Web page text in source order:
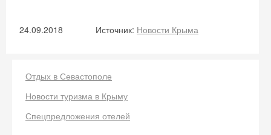
24.09.2018 Источник: Новости Крыма
Отдых в Севастополе
Новости туризма в Крыму
Спецпредложения отелей